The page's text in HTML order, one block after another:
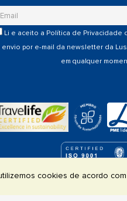
PRODUTOS
Li e aceito a Política de Privacidade
envio por e-mail da newsletter da
em qualquer
cookies de acordo